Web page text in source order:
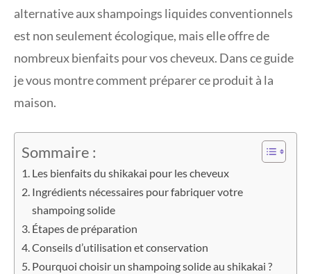
alternative aux shampoings liquides conventionnels
est non seulement écologique, mais elle offre de
nombreux bienfaits pour vos cheveux. Dans ce guide
je vous montre comment préparer ce produit à la
maison.
Sommaire :
Les bienfaits du shikakai pour les cheveux
Ingrédients nécessaires pour fabriquer votre
shampoing solide
Étapes de préparation
Conseils d’utilisation et conservation
Pourquoi choisir un shampoing solide au shikakai ?